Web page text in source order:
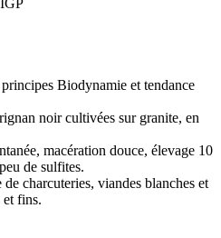
Biodynamie et tendance
noir cultivées sur granite, en
macération douce, élevage 10
de sulfites.
de charcuteries, viandes blanches et
et fins.